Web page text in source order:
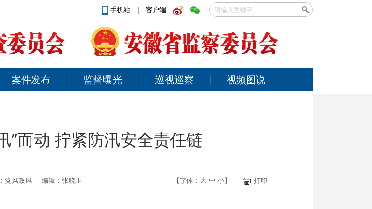
手机站 | 客户端
案件发布 监督曝光 巡视巡察 视频图说
”而动 拧紧防汛安全责任链
党风政风 编辑：张晓玉 【字体： 大 中 小】 打印